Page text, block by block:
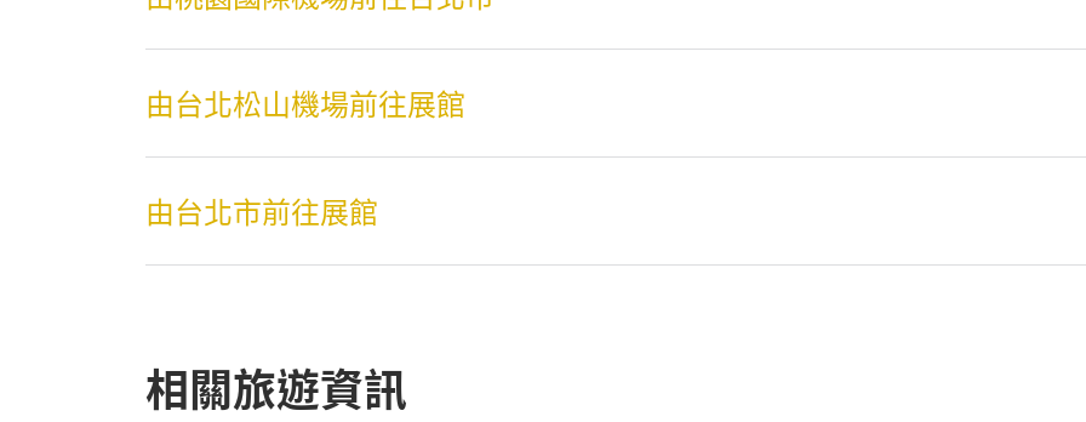
由台北松山機場前往展館
由台北市前往展館
相關旅遊資訊